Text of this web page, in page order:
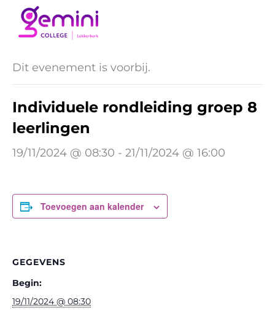
naar
inhoud
« Alle Evenementen
Dit evenement is voorbij.
Individuele rondleiding groep 8
leerlingen
19/11/2024 @ 08:30 - 21/11/2024 @ 16:00
Toevoegen aan kalender
GEGEVENS
Begin:
19/11/2024 @ 08:30